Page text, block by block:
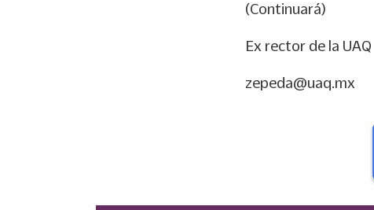
(Continuará)
Ex rector de la UAQ
zepeda@uaq.mx